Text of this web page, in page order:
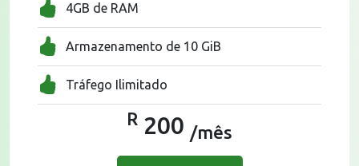
4GB de RAM
Armazenamento de 10 GiB
Tráfego Ilimitado
R 200 /mês